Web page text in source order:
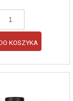
KOSZYKA